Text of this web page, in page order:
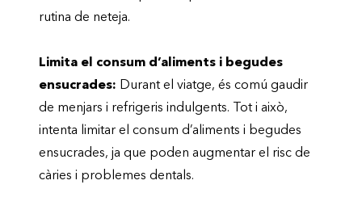
rutina de neteja.
Limita el consum d’aliments i begudes
ensucrades: Durant el viatge, és comú gaudir
de menjars i refrigeris indulgents. Tot i això,
intenta limitar el consum d’aliments i begudes
ensucrades, ja que poden augmentar el risc de
càries i problemes dentals.